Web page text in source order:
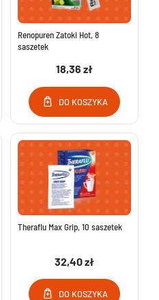
Renopuren Zatoki Hot, 8
saszetek
18,36 zł
DO KOSZYKA
Theraflu Max Grip, 10 saszetek
32,40 zł
DO KOSZYKA